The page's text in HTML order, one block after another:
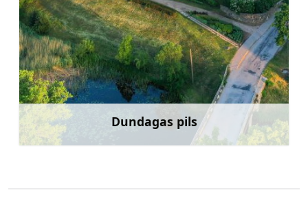
Dundagas pils
Uzzināt vairāk